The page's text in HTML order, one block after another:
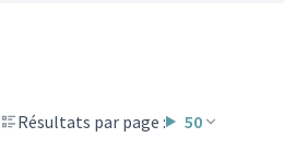
Résultats par page : 50